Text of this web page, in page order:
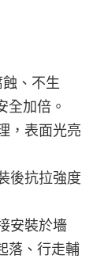
、不生
全加倍。
，表面光亮
後抗拉強度
安裝於墻
落、行走輔